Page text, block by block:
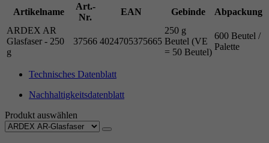
Artikelname
Art.-
Nr.
EAN Gebinde
Abpackung
ARDEX AR
Glasfaser - 250
g
37566 4024705375665
250 g
Beutel (VE
= 50 Beutel)
600 Beutel /
Palette
Technisches Datenblatt
Nachhaltigkeitsdatenblatt
Produkt auswählen